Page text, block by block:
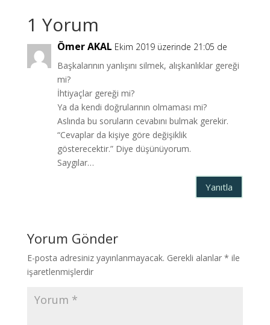
1 Yorum
Ömer AKAL Ekim 2019 üzerinde 21:05 de
Başkalarının yanlışını silmek, alışkanlıklar gereği
mi?
İhtiyaçlar gereği mi?
Ya da kendi doğrularının olmaması mi?
Aslında bu soruların cevabını bulmak gerekir.
“Cevaplar da kişiye göre değişiklik
gösterecektir.” Diye düşünüyorum.
Saygılar…
Yanıtla
Yorum Gönder
E-posta adresiniz yayınlanmayacak. Gerekli alanlar * ile
işaretlenmişlerdir